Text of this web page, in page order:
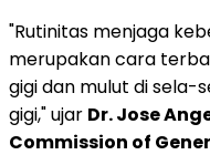
"Rutinitas menjaga
merupakan cara
gigi dan mulut di sela-
gigi," ujar Dr. Jose
Commission of